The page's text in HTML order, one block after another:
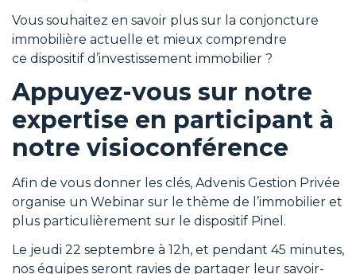
Vous souhaitez en savoir plus sur la conjoncture
immobilière actuelle et mieux comprendre
ce dispositif d’investissement immobilier ?
Appuyez-vous sur notre
expertise en participant à
notre visioconférence
Afin de vous donner les clés, Advenis Gestion Privée
organise un Webinar sur le thème de l’immobilier et
plus particulièrement sur le dispositif Pinel.
Le jeudi 22 septembre à 12h, et pendant 45 minutes,
nos équipes seront ravies de partager leur savoir-